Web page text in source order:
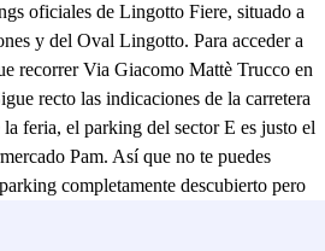
oficiales de Lingotto Fiere, situado a
y del Oval Lingotto. Para acceder a
recorrer Via Giacomo Mattè Trucco en
recto las indicaciones de la carretera
feria, el parking del sector E es justo el
Pam. Así que no te puedes
completamente descubierto pero